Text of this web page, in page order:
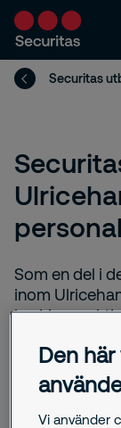
Som en del i
inom
bedriva
personal.
utbildas i
arbeta
sätt vid ett
Den
Vi använder